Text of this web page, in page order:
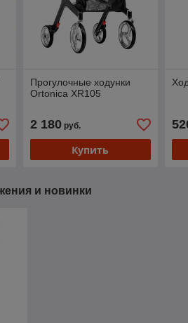
Прогулочные ходунки
Ortonica XR105
2 180руб.
Купить
и новинки